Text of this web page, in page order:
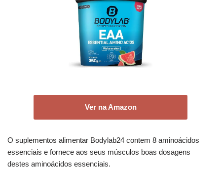
Ver na Amazon
O suplementos alimentar Bodylab24 contem 8 aminoácidos
essenciais e fornece aos seus músculos boas dosagens
destes aminoácidos essenciais.